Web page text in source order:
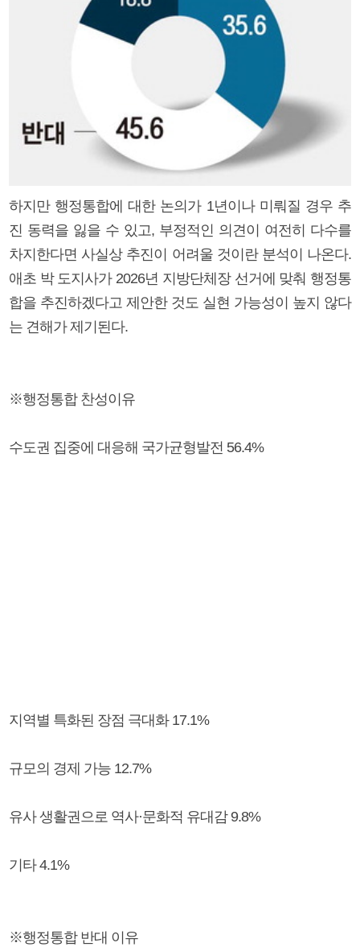
하지만 행정통합에 대한 논의가 1년이나 미뤄질 경우 추
진 동력을 잃을 수 있고, 부정적인 의견이 여전히 다수를
차지한다면 사실상 추진이 어려울 것이란 분석이 나온다.
애초 박 도지사가 2026년 지방단체장 선거에 맞춰 행정통
합을 추진하겠다고 제안한 것도 실현 가능성이 높지 않다
는 견해가 제기된다.
※행정통합 찬성이유
수도권 집중에 대응해 국가균형발전 56.4%
지역별 특화된 장점 극대화 17.1%
규모의 경제 가능 12.7%
유사 생활권으로 역사·문화적 유대감 9.8%
기타 4.1%
※행정통합 반대 이유